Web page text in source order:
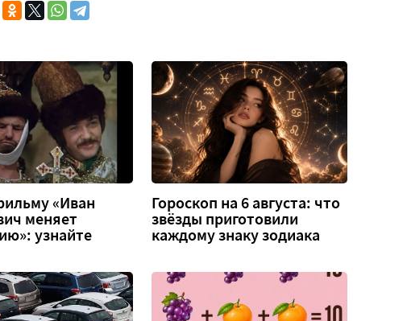
«Иван
меняет
узнайте
Гороскоп на 6 августа: что
звёзды приготовили
каждому знаку зодиака